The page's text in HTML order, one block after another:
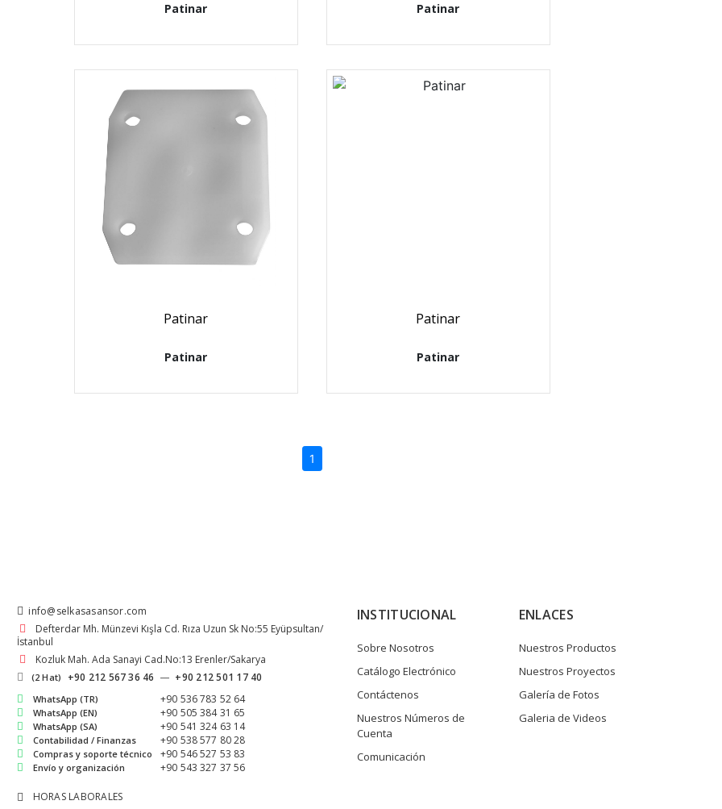
Patinar Patinar
Patinar
Patinar
Patinar
Patinar
1
info@selkasasansor.com
Defterdar Mh. Münzevi Kışla Cd. Rıza Uzun Sk No:55 Eyüpsultan/
İstanbul
Kozluk Mah. Ada Sanayi Cad.No:13 Erenler/Sakarya
(2 Hat) +90 212 567 36 46 — +90 212 501 17 40
WhatsApp (TR) +90 536 783 52 64
WhatsApp (EN) +90 505 384 31 65
WhatsApp (SA) +90 541 324 63 14
Contabilidad / Finanzas +90 538 577 80 28
Compras y soporte técnico +90 546 527 53 83
Envío y organización +90 543 327 37 56
HORAS LABORALES
INSTITUCIONAL
Sobre Nosotros
Catálogo Electrónico
Contáctenos
Nuestros Números de
Cuenta
Comunicación
ENLACES
Nuestros Productos
Nuestros Proyectos
Galería de Fotos
Galeria de Videos